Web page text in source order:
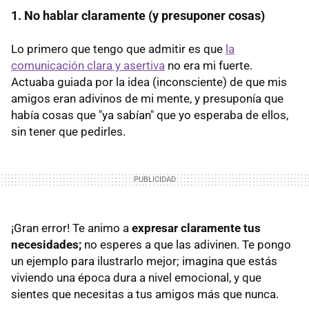
1. No hablar claramente (y presuponer cosas)
Lo primero que tengo que admitir es que la
comunicación clara y asertiva no era mi fuerte.
Actuaba guiada por la idea (inconsciente) de que mis
amigos eran adivinos de mi mente, y presuponía que
había cosas que "ya sabían" que yo esperaba de ellos,
sin tener que pedirles.
¡Gran error! Te animo a expresar claramente tus
necesidades; no esperes a que las adivinen. Te pongo
un ejemplo para ilustrarlo mejor; imagina que estás
viviendo una época dura a nivel emocional, y que
sientes que necesitas a tus amigos más que nunca.